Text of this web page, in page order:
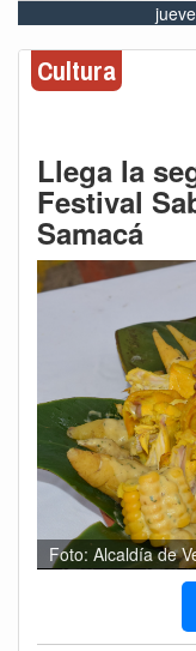
Cultura
Llega la
Festival
Samacá
Foto: Alcaldía de